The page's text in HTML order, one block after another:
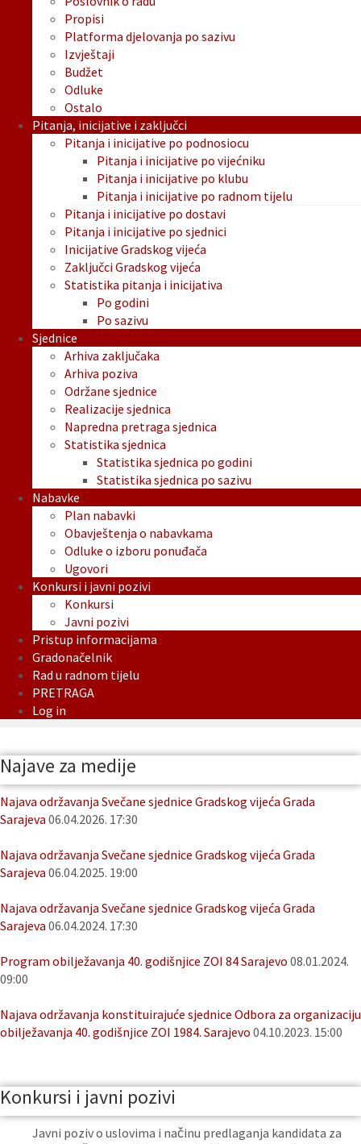
Propisi
Platforma djelovanja po sazivu
Izvještaji
Budžet
Odluke
Ostalo
Pitanja, inicijative i zaključci
Pitanja i inicijative po podnosiocu
Pitanja i inicijative po vijećniku
Pitanja i inicijative po klubu
Pitanja i inicijative po radnom tijelu
Pitanja i inicijative po dostavi
Pitanja i inicijative po sjednici
Inicijative Gradskog vijeća
Zaključci Gradskog vijeća
Statistika pitanja i inicijativa
Po godini
Po sazivu
Sjednice
Arhiva zaključaka
Arhiva poziva
Održane sjednice
Realizacije sjednica
Napredna pretraga sjednica
Statistika sjednica
Statistika sjednica po godini
Statistika sjednica po sazivu
Nabavke
Plan nabavki
Obavještenja o nabavkama
Odluke o izboru ponuđača
Ugovori
Konkursi i javni pozivi
Konkursi
Javni pozivi
Pristup informacijama
Gradonačelnik
Rad u radnom tijelu
PRETRAGA
Log in
Najave za medije
Najava održavanja Svečane sjednice Gradskog vijeća Grada
Sarajeva 06.04.2026. 17:30
Najava održavanja Svečane sjednice Gradskog vijeća Grada
Sarajeva 06.04.2025. 19:00
Najava održavanja Svečane sjednice Gradskog vijeća Grada
Sarajeva 06.04.2024. 17:30
Program obilježavanja 40. godišnjice ZOI 84 Sarajevo 08.01.2024.
09:00
Najava održavanja konstituirajuće sjednice Odbora za organizaciju
obilježavanja 40. godišnjice ZOI 1984. Sarajevo 04.10.2023. 15:00
Konkursi i javni pozivi
Javni poziv o uslovima i načinu predlaganja kandidata za